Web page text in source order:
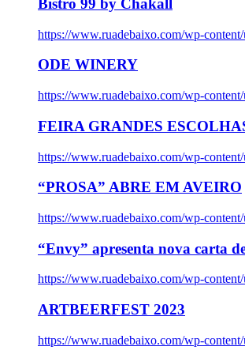
Bistro 99 by Chakall
https://www.ruadebaixo.com/wp-
ODE WINERY
https://www.ruadebaixo.com/wp-
FEIRA GRANDES
https://www.ruadebaixo.com/wp-
“PROSA” ABRE EM AVEIRO
https://www.ruadebaixo.com/wp-
“Envy” apresenta nova carta
https://www.ruadebaixo.com/wp-
ARTBEERFEST 2023
https://www.ruadebaixo.com/wp-